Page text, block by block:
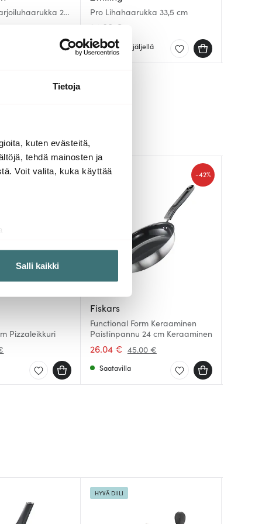
Tietoja
kuten evästeitä,
tehdä mainosten ja
Voit valita, kuka käyttää
alan
tietoja muihin tietoihin, joita
Salli kaikki
2
Pro Lihahaarukka 33,5 cm
24.00 €
Muutama jäljellä
Pizzaleikkuri
- 45%
Fiskars
Functional Form Keraaminen
Paistinpannu 24 cm Keraaminen
26.04 € 45.00 €
-42%
Saatavilla
HYVÄ DIILI